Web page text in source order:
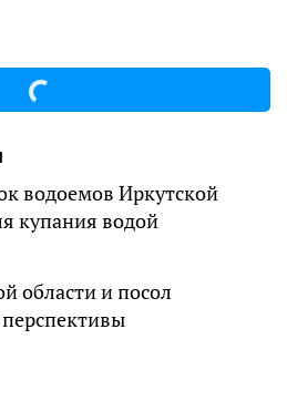
водоемов Иркутской
купания водой
области и посол